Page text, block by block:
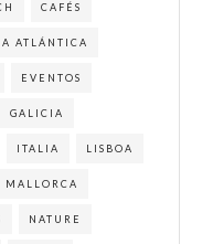
CAFÉS
ATLÁNTICA
EVENTOS
GALICIA
ITALIA LISBOA
MALLORCA
NATURE